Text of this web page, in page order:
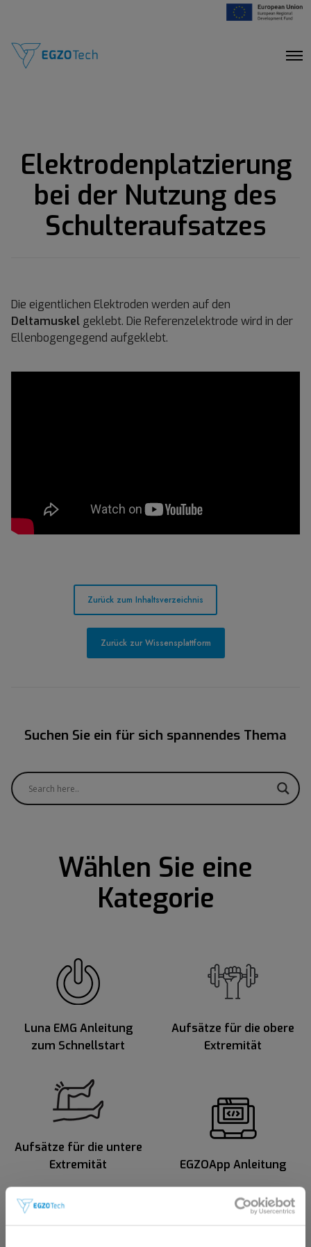
O
Elektrodenplatzierung
bei der Nutzung des
Schulteraufsatzes
Die eigentlichen Elektroden werden auf den
Deltamuskel geklebt. Die Referenzelektrode wird in der
Ellenbogengegend aufgeklebt.
Zurück zum Inhaltsverzeichnis
Zurück zur Wissensplattform
Suchen Sie ein für sich spannendes Thema
Wählen Sie eine
Kategorie
Luna EMG Anleitung
zum Schnellstart
Aufsätze für die obere
Extremität
Aufsätze für die untere
Extremität
EGZOApp Anleitung